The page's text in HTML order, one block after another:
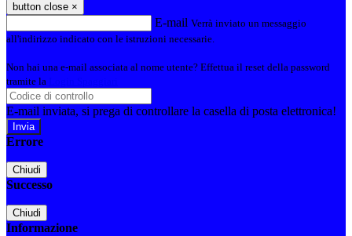
button close ×
E-mail Verrà inviato un messaggio
all'indirizzo indicato con le istruzioni necessarie.
Non hai una e-mail associata al nome utente? Effettua il reset della password
tramite la
E-mail inviata, si prega di controllare la casella di posta elettronica!
Errore
Chiudi
Successo
Chiudi
Informazione